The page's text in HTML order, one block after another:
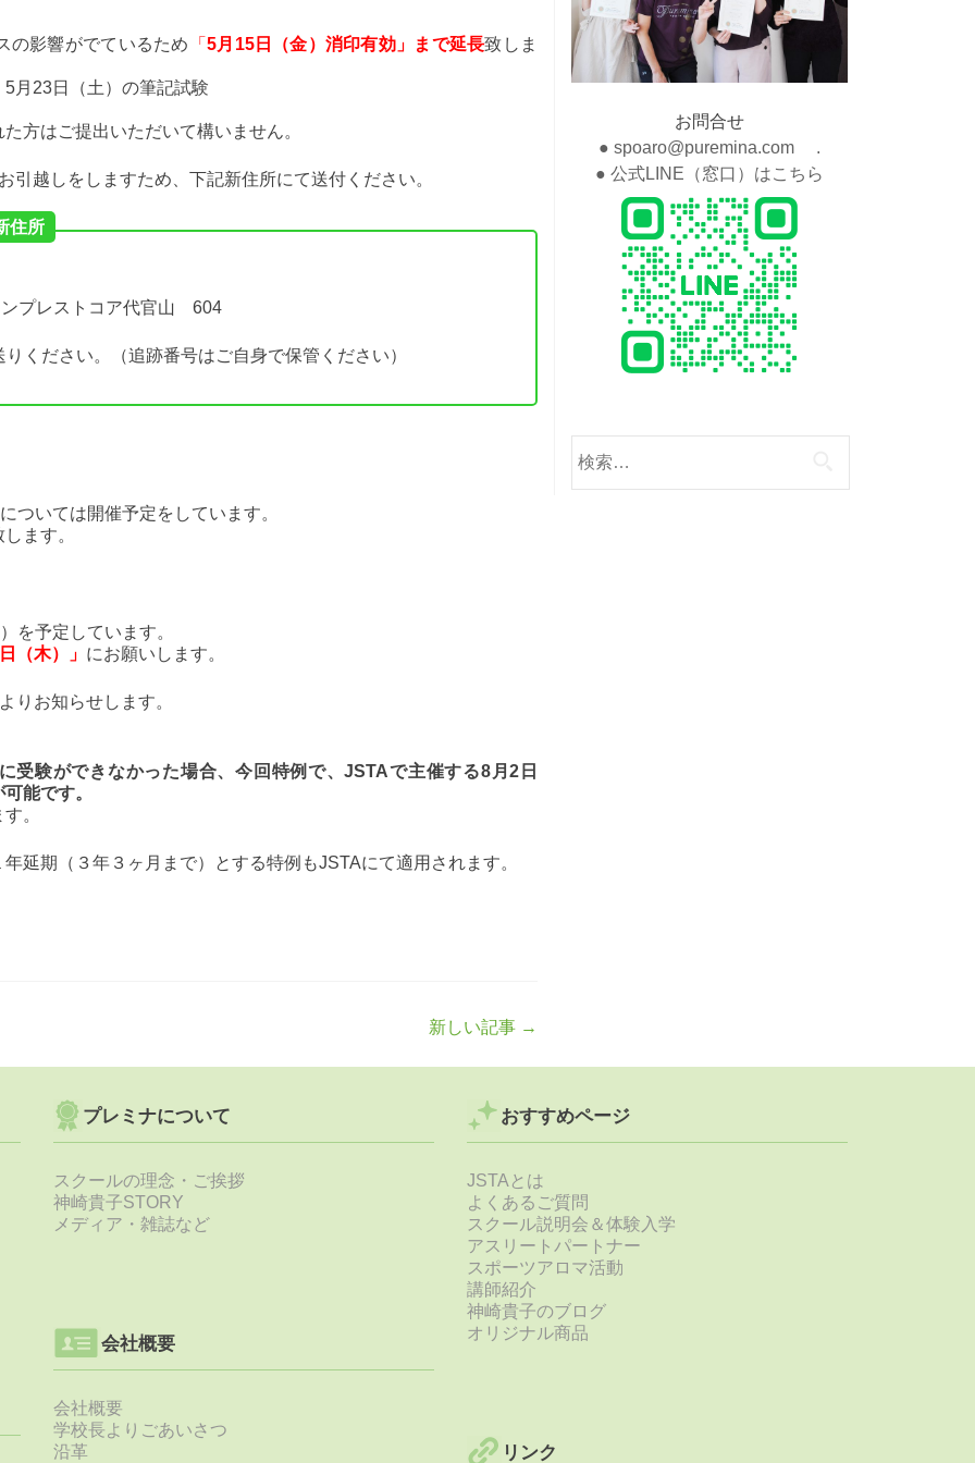
の影響がでているため 「 5月15日（金）消印有効」まで延長致しま
月23日（土）の筆記試験
方はご提出いただいて構いません。
越しをしますため、下記新住所にて送付ください。
住所
プレストコア代官山 604
りください。（追跡番号はご自身で保管ください）
ついては開催予定をしています。
ます。
を予定しています。
（木）」 にお願いします。
りお知らせします。
受験ができなかった場合、今回特例で、JSTAで主催する8月2日
能です。
。
延期（３年３ヶ月まで）とする特例もJSTAにて適用されます。
新しい記事 →
お問合せ
● spoaro@puremina.com .
● 公式LINE（窓口）はこちら
索:
プレミナについて
スクールの理念・ご挨拶
神崎貴子STORY
メディア・雑誌など
会社概要
会社概要
学校長よりごあいさつ
沿革
おすすめページ
JSTAとは
よくあるご質問
スクール説明会＆体験入学
アスリートパートナー
スポーツアロマ活動
講師紹介
神崎貴子のブログ
オリジナル商品
リンク